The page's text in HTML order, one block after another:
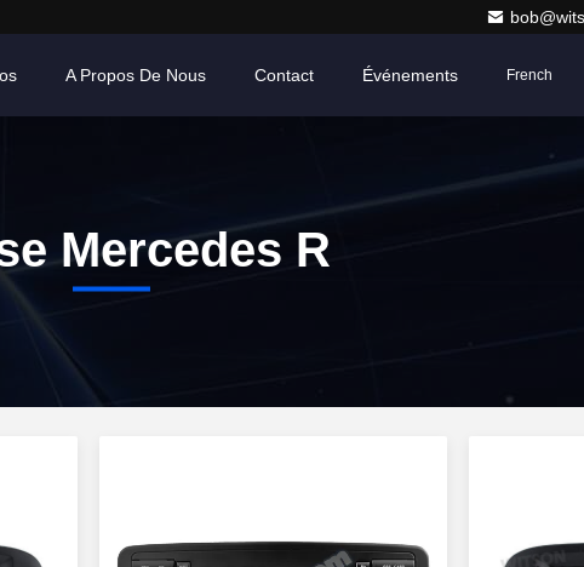
A Propos De Nous Contact Événements French
Mercedes R